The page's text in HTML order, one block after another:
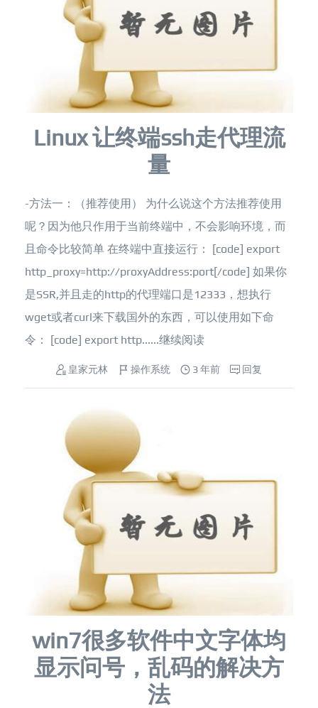
Linux 让终端ssh走代理流
量
-方法一：（推荐使用） 为什么说这个方法推荐使用
呢？因为他只作用于当前终端中，不会影响环境，而
且命令比较简单 在终端中直接运行： [code] export
http_proxy=http://proxyAddress:port[/code] 如果你
是SSR,并且走的http的代理端口是12333，想执行
wget或者curl来下载国外的东西，可以使用如下命
令： [code] export http......继续阅读
皇家元林 操作系统 3 年前 回复
win7很多软件中文字体均
显示问号，乱码的解决方
法